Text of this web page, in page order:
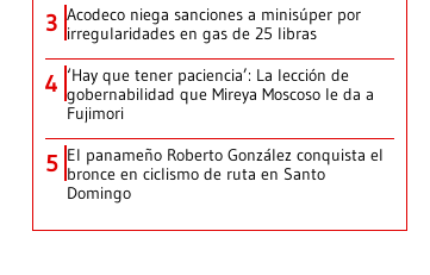
3 Acodeco niega sanciones a minisúper por
irregularidades en gas de 25 libras
4 ‘Hay que tener paciencia’: La lección de
gobernabilidad que Mireya Moscoso le da a
Fujimori
5 El panameño Roberto González conquista el
bronce en ciclismo de ruta en Santo
Domingo